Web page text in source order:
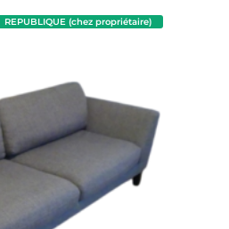
REPUBLIQUE (chez propriétaire)